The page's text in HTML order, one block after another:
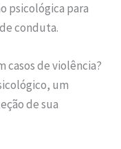
psicológica para
conduta.
casos de violência?
um
de sua